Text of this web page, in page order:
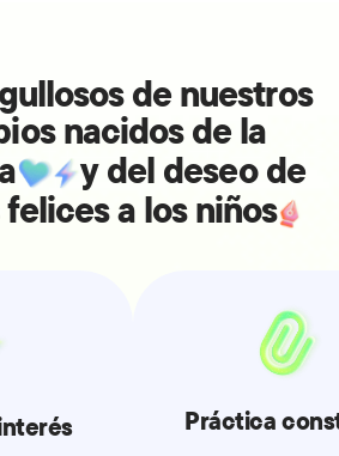
de nuestros
nacidos de la
y del deseo de
a los niños
Práctica